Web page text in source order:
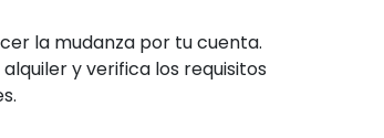
la mudanza por tu cuenta.
y verifica los requisitos